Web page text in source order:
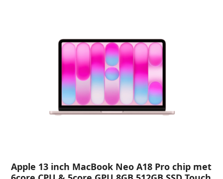
Apple 13 inch MacBook Neo A18 Pro chip met